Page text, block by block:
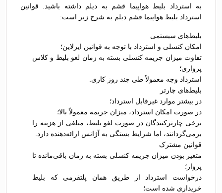
به استرداد بلیط هواپیما قشم به دیلم داشته باشید. قوانین
استرداد بلیط هواپیما قشم دیلم به شرح زیر است:
بلیط‌های سیستمی
امکان کنسلی و استرداد با توجه به قوانین ایرلاین؛
تفاوت میزان جریمه کنسلی بسته به زمان لغو بلیط و کلاس
پروازی؛
استرداد وجه معمولاً طی چند روز کاری.
بلیط‌های چارتر
در بیشتر موارد غیرقابل استرداد؛
در صورت امکان استرداد، میزان جریمه معمولاً بالا؛
برخی چارترکنندگان در صورت لغو بلیط، مبلغی از هزینه را
برمی‌گردانند، اما شرایط بستگی به آژانس ارائه‌دهنده دارد.
قوانین مشترک
متغیر بودن میزان جریمه کنسلی بسته به زمان باقی‌مانده تا
پرواز؛
درخواست استرداد از طریق همان پلتفرمی که بلیط
خریداری شده است؛